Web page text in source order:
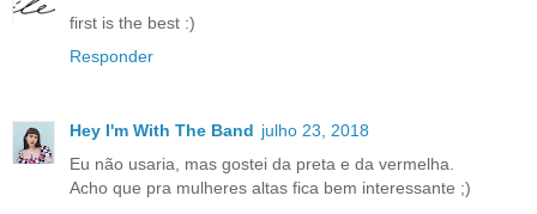
first is the best :)
Responder
Hey I'm With The Band julho 23, 2018
Eu não usaria, mas gostei da preta e da vermelha.
Acho que pra mulheres altas fica bem interessante ;)